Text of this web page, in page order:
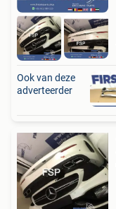
Ook van deze
adverteerder